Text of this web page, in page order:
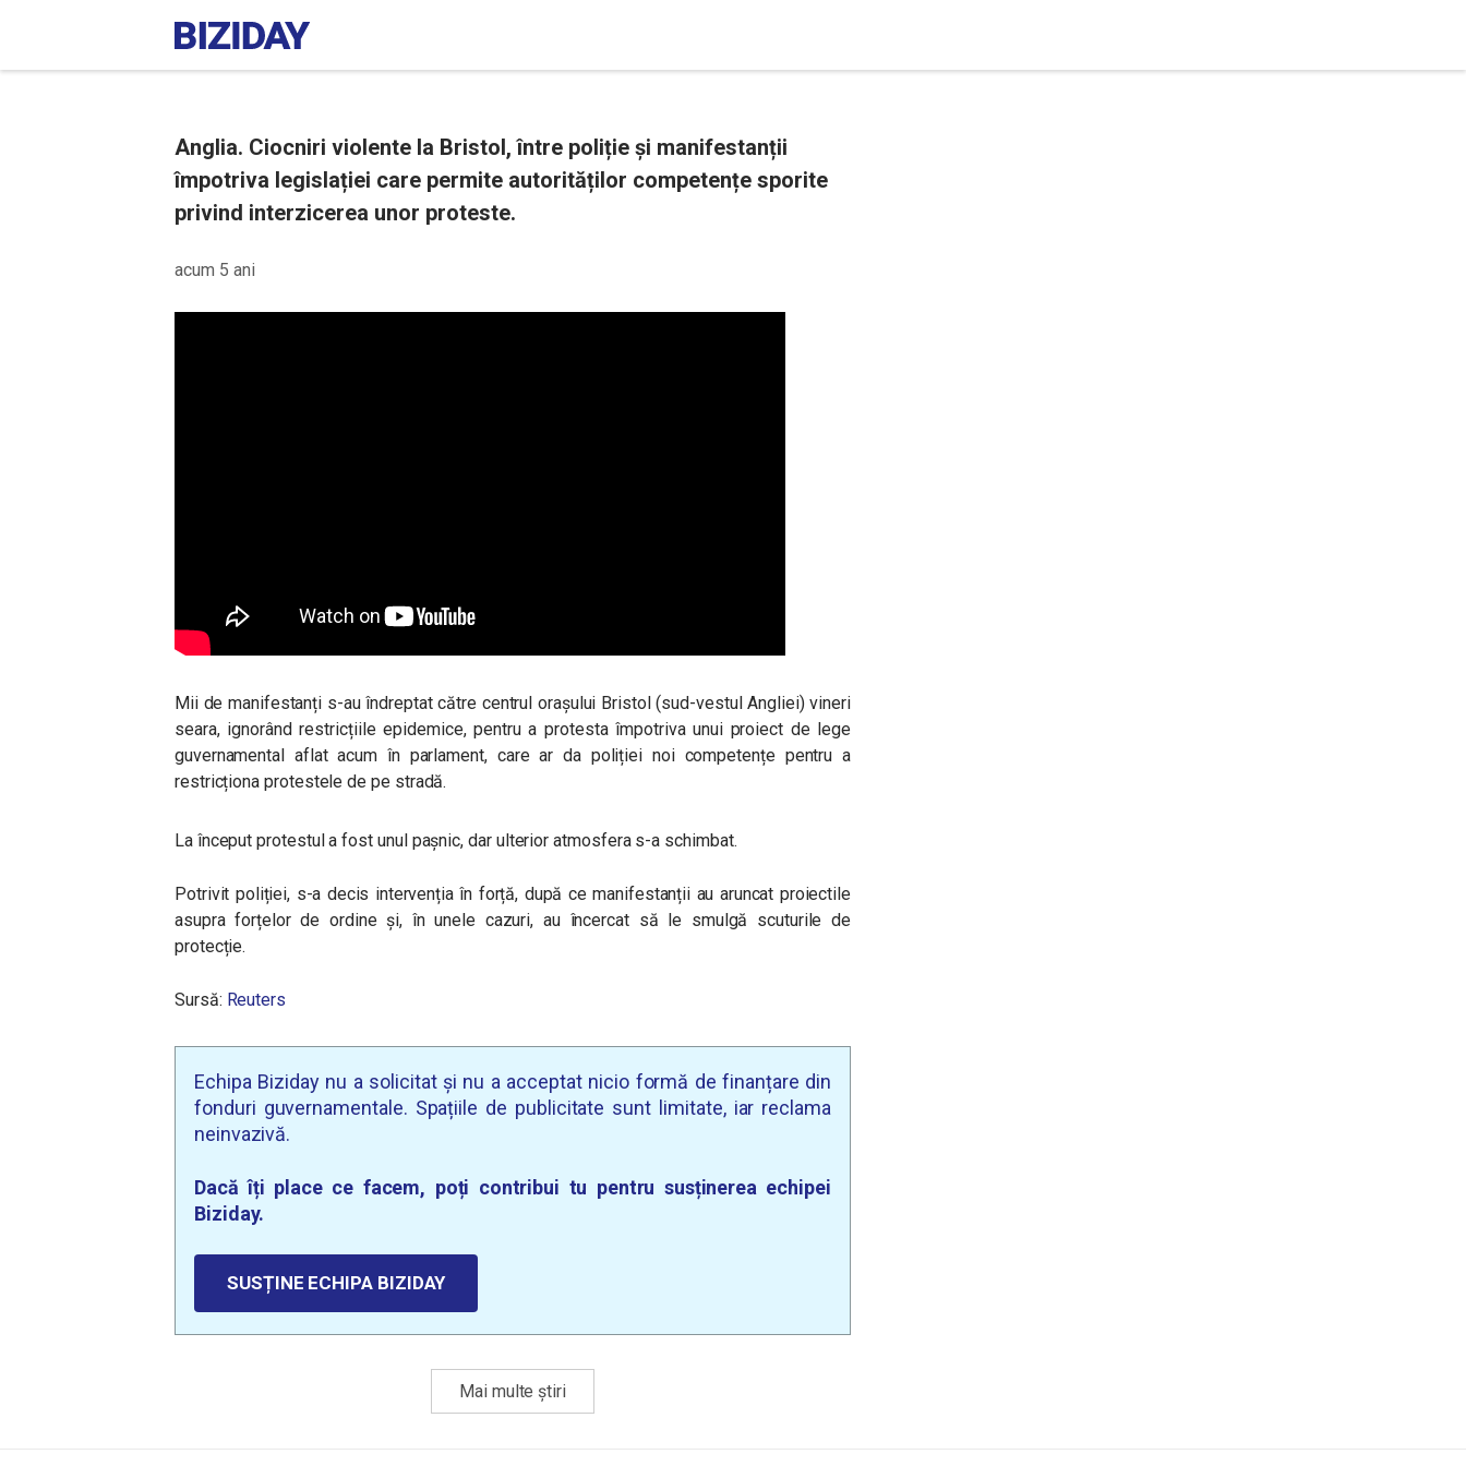
Anglia. Ciocniri violente la Bristol, între poliție și manifestanții
împotriva legislației care permite autorităților competențe sporite
privind interzicerea unor proteste.
acum 5 ani
Mii de manifestanți s-au îndreptat către centrul orașului Bristol (sud-vestul Angliei) vineri
seara, ignorând restricțiile epidemice, pentru a protesta împotriva unui proiect de lege
guvernamental aflat acum în parlament, care ar da poliției noi competențe pentru a
restricționa protestele de pe stradă.
La început protestul a fost unul pașnic, dar ulterior atmosfera s-a schimbat.
Potrivit poliției, s-a decis intervenția în forță, după ce manifestanții au aruncat proiectile
asupra forțelor de ordine și, în unele cazuri, au încercat să le smulgă scuturile de
protecție.
Sursă: Reuters
Echipa Biziday nu a solicitat și nu a acceptat nicio formă de finanțare din
fonduri guvernamentale. Spațiile de publicitate sunt limitate, iar reclama
neinvazivă.
Dacă îți place ce facem, poți contribui tu pentru susținerea echipei
Biziday.
SUSȚINE ECHIPA BIZIDAY
Mai multe știri